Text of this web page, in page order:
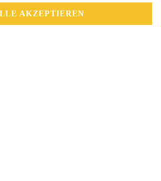
AKZEPTIEREN